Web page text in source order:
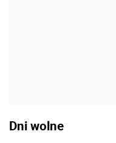
Dni wolne